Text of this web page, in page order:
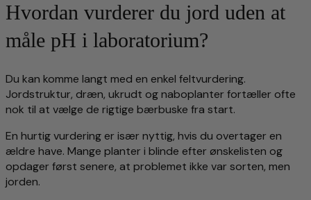
Hvordan vurderer du jord uden at
måle pH i laboratorium?
Du kan komme langt med en enkel feltvurdering.
Jordstruktur, dræn, ukrudt og naboplanter fortæller ofte
nok til at vælge de rigtige bærbuske fra start.
En hurtig vurdering er især nyttig, hvis du overtager en
ældre have. Mange planter i blinde efter ønskelisten og
opdager først senere, at problemet ikke var sorten, men
jorden.